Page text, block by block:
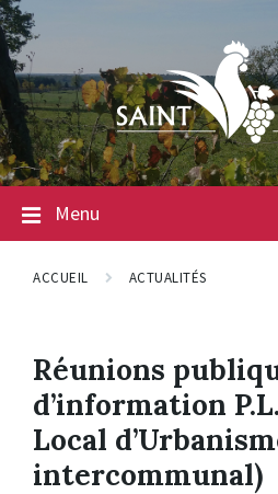
Menu
ACCUEIL ACTUALITÉS
Réunions
d’information
Local
intercommunal)